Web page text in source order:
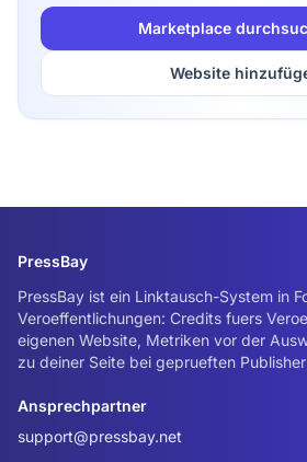
Marketplace
Website
PressBay
PressBay ist ein Linktausch-System in
Veroeffentlichungen: Credits fuers
eigenen Website, Metriken vor der
zu deiner Seite bei geprueften
Ansprechpartner
support@pressbay.net